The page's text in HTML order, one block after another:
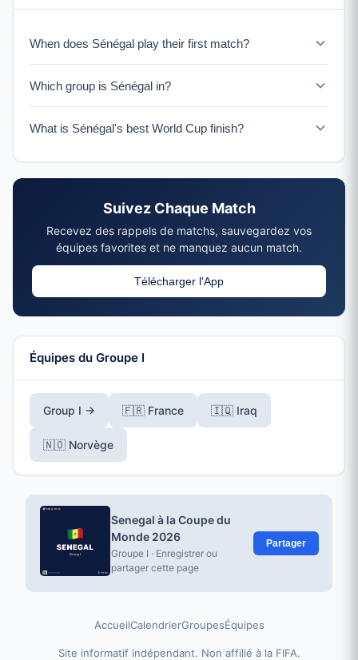
When does Sénégal play their first match?
Which group is Sénégal in?
Playoff winner.
What is Sénégal's best World Cup finish?
Suivez Chaque Match
Recevez des rappels de matchs, sauvegardez vos
équipes favorites et ne manquez aucun match.
Télécharger l'App
Équipes du Groupe I
Group I → 🇫🇷 France 🇮🇶 Iraq
🇳🇴 Norvège
Senegal à la Coupe du
Monde 2026
Groupe I · Enregistrer ou
partager cette page
Partager
AccueilCalendrierGroupesÉquipes
Site informatif indépendant. Non affilié à la FIFA.